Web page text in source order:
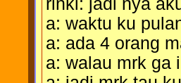
a: waktu ku
a: ada 4 orang
a: walau mrk ga